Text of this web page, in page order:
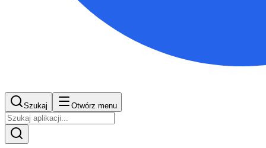
Szukaj Otwórz menu